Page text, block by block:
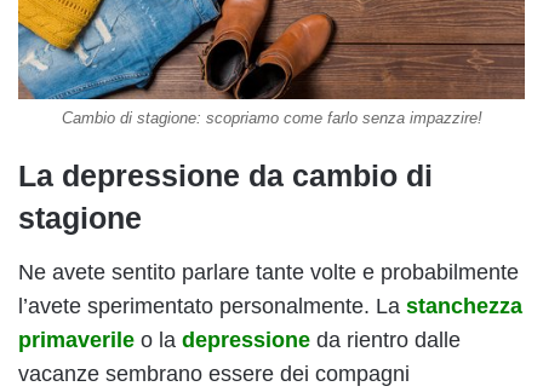
Cambio di stagione: scopriamo come farlo senza impazzire!
La depressione da cambio di
stagione
Ne avete sentito parlare tante volte e probabilmente
l’avete sperimentato personalmente. La stanchezza
primaverile o la depressione da rientro dalle
vacanze sembrano essere dei compagni